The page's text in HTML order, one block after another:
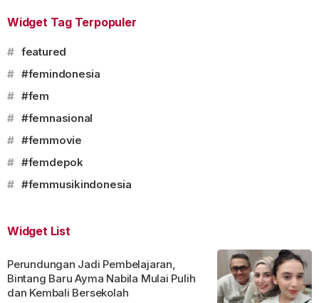
Widget Tag Terpopuler
# featured
# #femindonesia
# #fem
# #femnasional
# #femmovie
# #femdepok
# #femmusikindonesia
Widget List
Perundungan Jadi Pembelajaran,
Bintang Baru Ayma Nabila Mulai Pulih
dan Kembali Bersekolah